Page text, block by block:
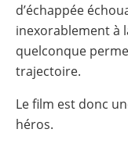
d’échappée
inexorablement à
quelconque
trajectoire.
Le film est donc
héros.